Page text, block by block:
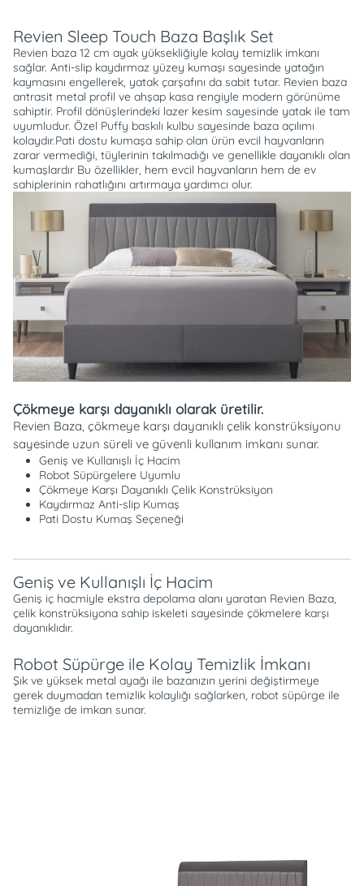
Revien Sleep Touch Baza Başlık Set
Revien baza 12 cm ayak yüksekliğiyle kolay temizlik imkanı
sağlar. Anti-slip kaydırmaz yüzey kumaşı sayesinde yatağın
kaymasını engellerek, yatak çarşafını da sabit tutar. Revien baza
antrasit metal profil ve ahşap kasa rengiyle modern görünüme
sahiptir. Profil dönüşlerindeki lazer kesim sayesinde yatak ile tam
uyumludur. Özel Puffy baskılı kulbu sayesinde baza açılımı
kolaydır.Pati dostu kumaşa sahip olan ürün evcil hayvanların
zarar vermediği, tüylerinin takılmadığı ve genellikle dayanıklı olan
kumaşlardır Bu özellikler, hem evcil hayvanların hem de ev
sahiplerinin rahatlığını artırmaya yardımcı olur.
Çökmeye karşı dayanıklı olarak üretilir.
Revien Baza, çökmeye karşı dayanıklı çelik konstrüksiyonu
sayesinde uzun süreli ve güvenli kullanım imkanı sunar.
Geniş ve Kullanışlı İç Hacim
Robot Süpürgelere Uyumlu
Çökmeye Karşı Dayanıklı Çelik Konstrüksiyon
Kaydırmaz Anti-slip Kumaş
Pati Dostu Kumaş Seçeneği
Geniş ve Kullanışlı İç Hacim
Geniş iç hacmiyle ekstra depolama alanı yaratan Revien Baza,
çelik konstrüksiyona sahip iskeleti sayesinde çökmelere karşı
dayanıklıdır.
Robot Süpürge ile Kolay Temizlik İmkanı
Şık ve yüksek metal ayağı ile bazanızın yerini değiştirmeye
gerek duymadan temizlik kolaylığı sağlarken, robot süpürge ile
temizliğe de imkan sunar.